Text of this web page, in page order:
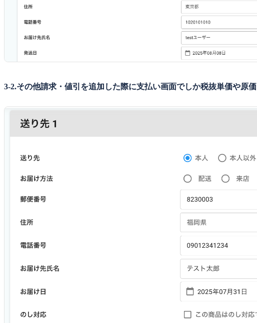
3-2.その他請求・値引を追加した際に支払い画面でしか税抜単価や原価